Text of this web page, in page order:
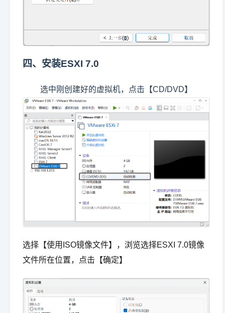
四、安装ESXI 7.0
选中刚创建好的虚拟机，点击【CD/DVD】
选择【使用ISO镜像文件】，浏览选择ESXI 7.0镜像
文件所在位置，点击【确定】